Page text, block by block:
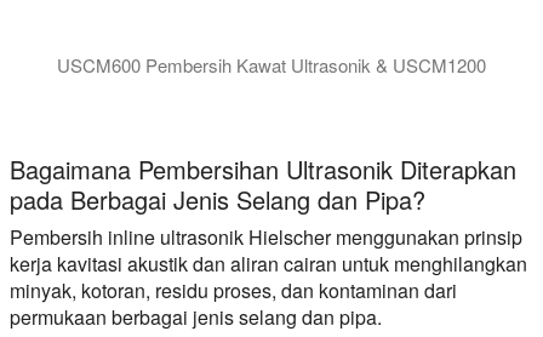
USCM600 Pembersih Kawat Ultrasonik & USCM1200
Bagaimana Pembersihan Ultrasonik Diterapkan
pada Berbagai Jenis Selang dan Pipa?
Pembersih inline ultrasonik Hielscher menggunakan prinsip
kerja kavitasi akustik dan aliran cairan untuk menghilangkan
minyak, kotoran, residu proses, dan kontaminan dari
permukaan berbagai jenis selang dan pipa.